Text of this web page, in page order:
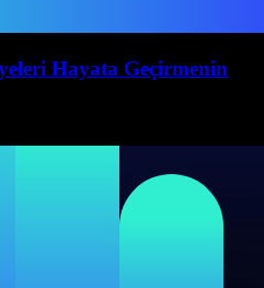
Hayata Geçirmenin